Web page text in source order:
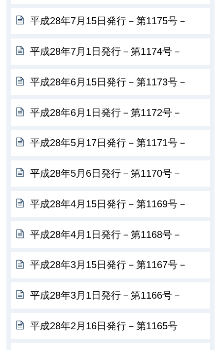
平成28年7月15日発行－第1175号－
平成28年7月1日発行－第1174号－
平成28年6月15日発行－第1173号－
平成28年6月1日発行－第1172号－
平成28年5月17日発行－第1171号－
平成28年5月6日発行－第1170号－
平成28年4月15日発行－第1169号－
平成28年4月1日発行－第1168号－
平成28年3月15日発行－第1167号－
平成28年3月1日発行－第1166号－
平成28年2月16日発行－第1165号